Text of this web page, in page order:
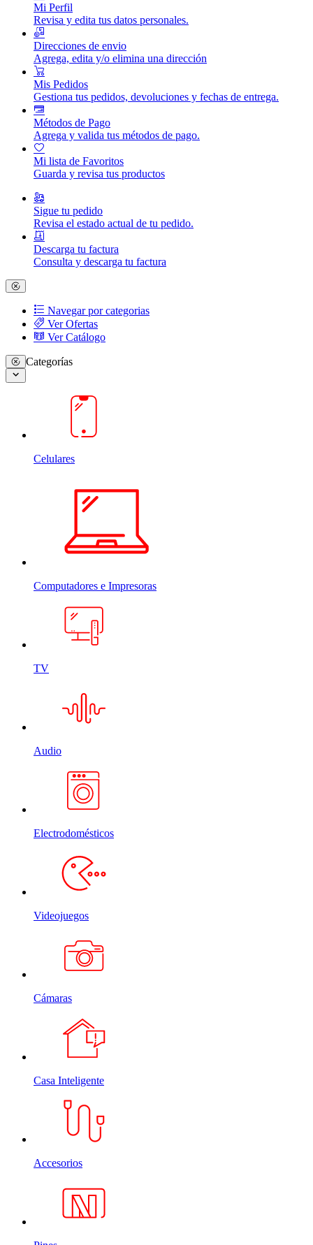
Mi Perfil
Revisa y edita tus datos personales.
Direcciones de envio
Agrega, edita y/o elimina una dirección
Mis Pedidos
Gestiona tus pedidos, devoluciones y fechas de entrega.
Métodos de Pago
Agrega y valida tus métodos de pago.
Mi lista de Favoritos
Guarda y revisa tus productos
Sigue tu pedido
Revisa el estado actual de tu pedido.
Descarga tu factura
Consulta y descarga tu factura
Navegar por categorias
Ver Ofertas
Ver Catálogo
Categorías
Celulares
Computadores e Impresoras
TV
Audio
Electrodomésticos
Videojuegos
Cámaras
Casa Inteligente
Accesorios